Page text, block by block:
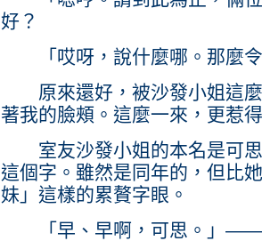
好？
「哎呀，說什麼哪。那麼令
原來還好，被沙發小姐這麼
著我的臉頰。這麼一來，更惹
室友沙發小姐的本名是可思
這個字。雖然是同年的，但比
妹」這樣的累贅字眼。
「早、早啊，可思。」——